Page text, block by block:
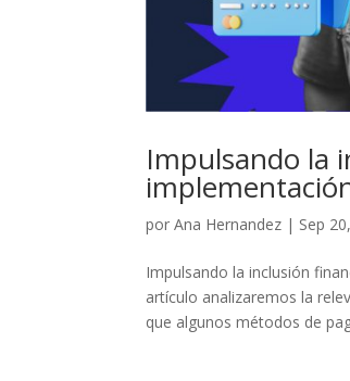
Impulsando la
porAna Hernandez | Sep
Impulsando la inclusión
artículo analizaremos la
que algunos métodos de